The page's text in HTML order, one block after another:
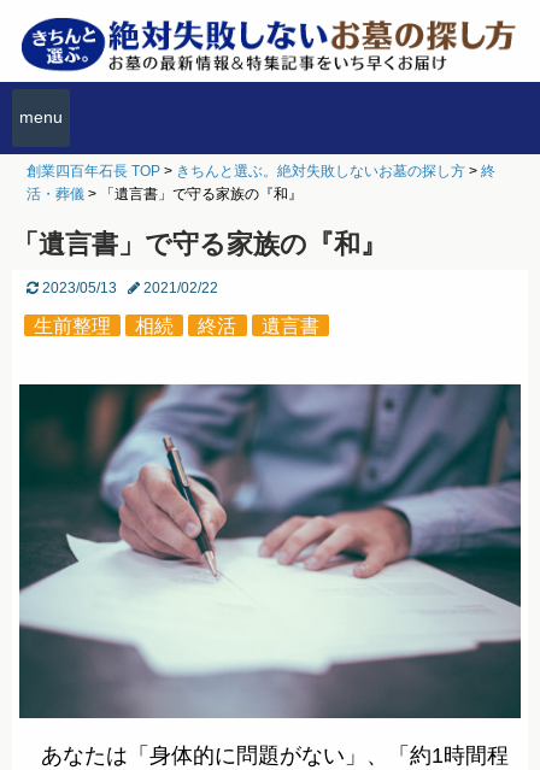
menu
創業四百年石長 TOP > きちんと選ぶ。絶対失敗しないお墓の探し方 >終
活・葬儀 > 「遺言書」で守る家族の『和』
「遺言書」で守る家族の『和』
2023/05/13 2021/02/22
生前整理 相続 終活 遺言書
あなたは「身体的に問題がない」、「約1時間程